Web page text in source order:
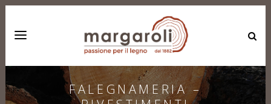
FALEGNAMERIA –